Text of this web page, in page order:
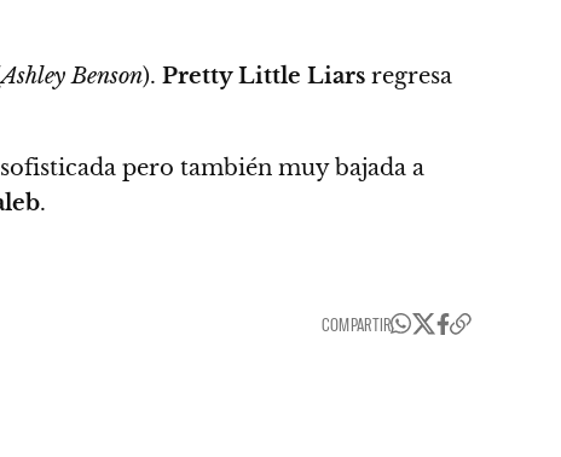
Ashley Benson). Pretty Little Liars regresa
pero también muy bajada a
.
COMPARTIR